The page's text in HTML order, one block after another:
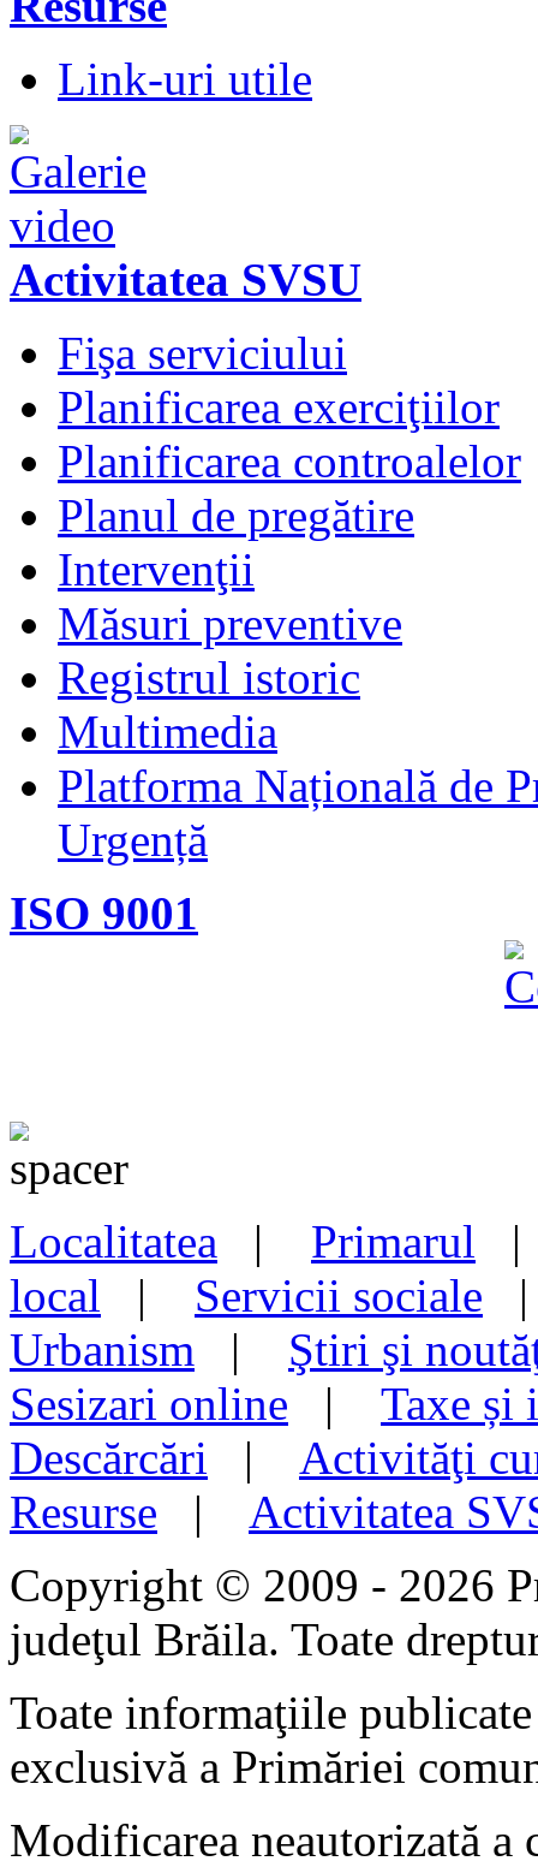
Link-uri utile
Activitatea SVSU
Fişa serviciului
Planificarea exerciţiilor
Planificarea controalelor
Planul de pregătire
Intervenţii
Măsuri preventive
Registrul istoric
Multimedia
Platforma Națională de
Urgență
ISO 9001
Localitatea | Primarul
local | Servicii sociale
Urbanism | Ştiri şi
Sesizari online | Taxe și
Descărcări | Activităţi
Resurse | Activitatea
Copyright © 2009 - 2026
judeţul Brăila. Toate
Toate informaţiile
exclusivă a Primăriei
Modificarea neautorizată a